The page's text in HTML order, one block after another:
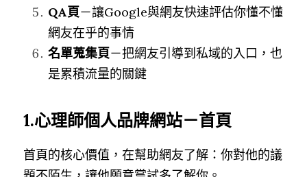
QA頁－讓Google與網友快速評估你懂不懂
網友在乎的事情
名單蒐集頁－把網友引導到私域的入口，也
是累積流量的關鍵
1.心理師個人品牌網站－首頁
首頁的核心價值，在幫助網友了解：你對他的議